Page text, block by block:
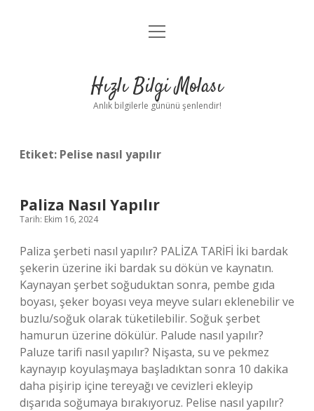
Anasayfa
Yasal Uyarı
menüyü
Hızlı Bilgi Molası
Anlık bilgilerle gününü şenlendir!
Etiket: Pelise nasıl yapılır
Paliza Nasıl Yapılır
Tarih: Ekim 16, 2024
Paliza şerbeti nasıl yapılır? PALİZA TARİFİ İki bardak
şekerin üzerine iki bardak su dökün ve kaynatın.
Kaynayan şerbet soğuduktan sonra, pembe gıda
boyası, şeker boyası veya meyve suları eklenebilir ve
buzlu/soğuk olarak tüketilebilir. Soğuk şerbet
hamurun üzerine dökülür. Palude nasıl yapılır?
Paluze tarifi nasıl yapılır? Nişasta, su ve pekmez
kaynayıp koyulaşmaya başladıktan sonra 10 dakika
daha pişirip içine tereyağı ve cevizleri ekleyip
dışarıda soğumaya bırakıyoruz. Pelise nasıl yapılır?